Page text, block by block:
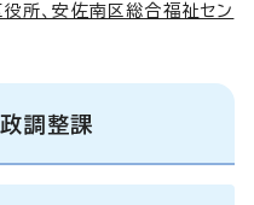
所、安佐南区総合福祉セン
調整課